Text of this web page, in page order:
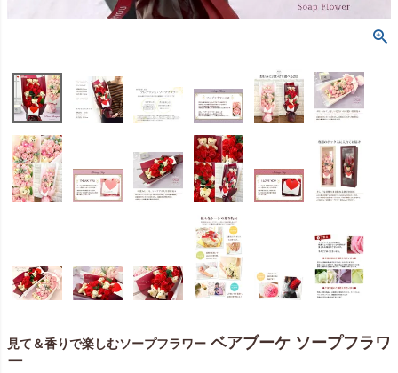
見て＆香りで楽しむソープフラワー ベアブーケ ソープフラワ
ー